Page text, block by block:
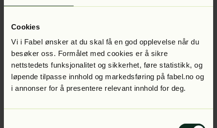
Cookies
Vi i Fabel ønsker at du skal få en god opplevelse når du
besøker oss. Formålet med cookies er å sikre
nettstedets funksjonalitet og sikkerhet, føre statistikk, og
løpende tilpasse innhold og markedsføring på fabel.no og
i annonser for å presentere relevant innhold for deg.